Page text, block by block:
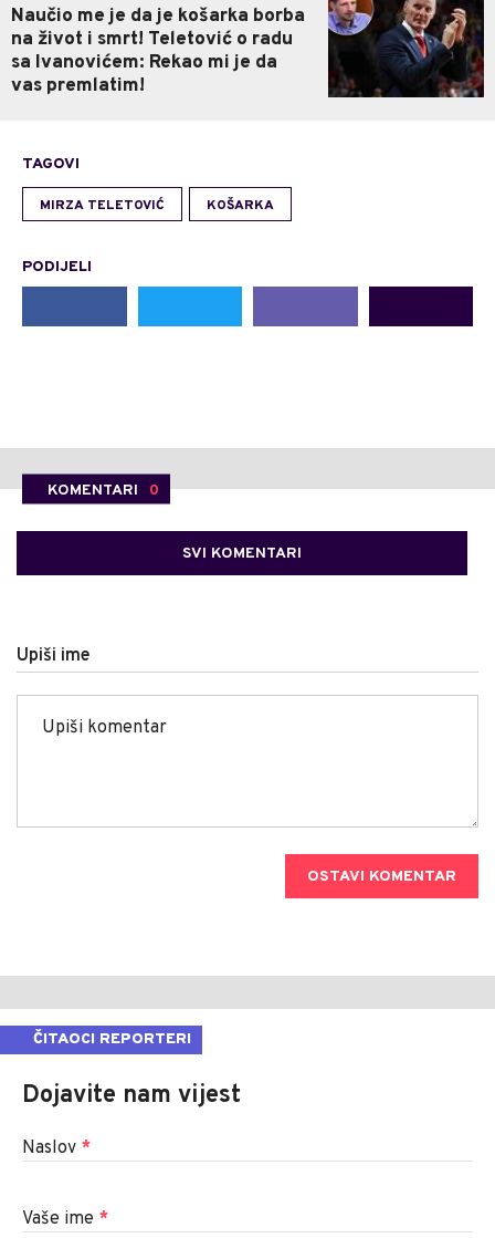
Naučio me je da je košarka borba
na život i smrt! Teletović o radu
sa Ivanovićem: Rekao mi je da
vas premlatim!
TAGOVI
MIRZA TELETOVIĆ KOŠARKA
PODIJELI
KOMENTARI 0
SVI KOMENTARI
Upiši ime
OSTAVI KOMENTAR
ČITAOCI REPORTERI
Dojavite nam vijest
Naslov *
Vaše ime *